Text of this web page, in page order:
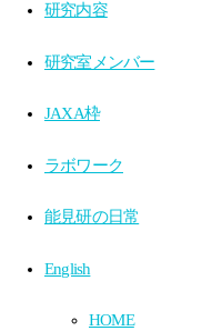
研究内容
研究室メンバー
JAXA枠
ラボワーク
能見研の日常
English
HOME